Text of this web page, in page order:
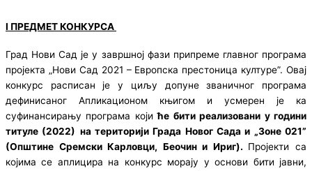
I ПРЕДМЕТ КОНКУРСА
Град Нови Сад је у завршној фази припреме главног програма
пројекта „Нови Сад 2021 – Европска престоница културе”. Овај
конкурс расписан је у циљу допуне званичног програма
дефинисаног Апликационом књигом и усмерен је ка
суфинансирању програма којиће бити реализовани у години
титуле (2022) на територији Града Новог Сада и „Зоне 021”
(Општине Сремски Карловци, Беочин и Ириг). Пројекти са
којима се аплицира на конкурс морају у основи бити јавни,